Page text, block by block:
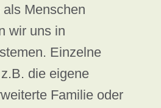
Menschen
wir uns in
Einzelne
die eigene
Familie oder